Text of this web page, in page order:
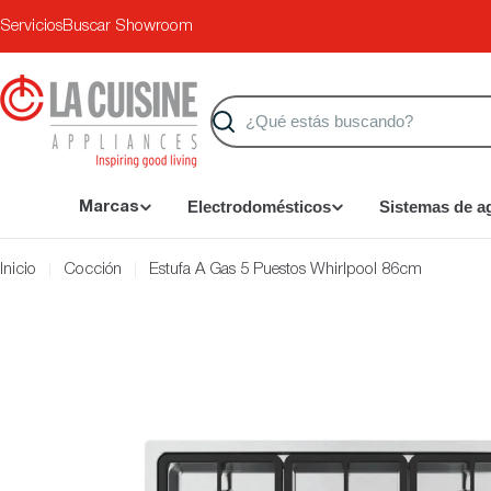
ServiciosBuscar Showroom
Buscar
Marcas Electrodomésticos Sistemas de
Inicio Cocción Estufa A Gas 5 Puestos Whirlpool 86cm